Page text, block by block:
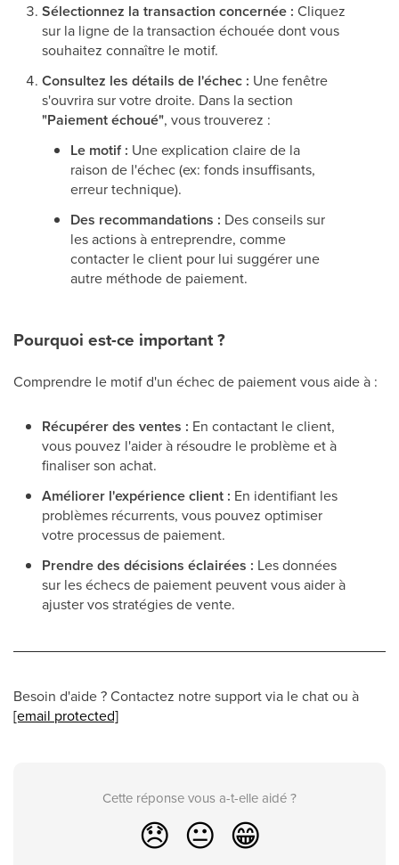
Sélectionnez la transaction concernée : Cliquez
sur la ligne de la transaction échouée dont vous
souhaitez connaître le motif.
Consultez les détails de l'échec : Une fenêtre
s'ouvrira sur votre droite. Dans la section
"Paiement échoué", vous trouverez :
Le motif : Une explication claire de la
raison de l'échec (ex: fonds insuffisants,
erreur technique).
Des recommandations : Des conseils sur
les actions à entreprendre, comme
contacter le client pour lui suggérer une
autre méthode de paiement.
Pourquoi est-ce important ?
Comprendre le motif d'un échec de paiement vous aide à :
Récupérer des ventes : En contactant le client,
vous pouvez l'aider à résoudre le problème et à
finaliser son achat.
Améliorer l'expérience client : En identifiant les
problèmes récurrents, vous pouvez optimiser
votre processus de paiement.
Prendre des décisions éclairées : Les données
sur les échecs de paiement peuvent vous aider à
ajuster vos stratégies de vente.
Besoin d'aide ? Contactez notre support via le chat ou à
[email protected]
Cette réponse vous a-t-elle aidé ?
😞 😐 😁